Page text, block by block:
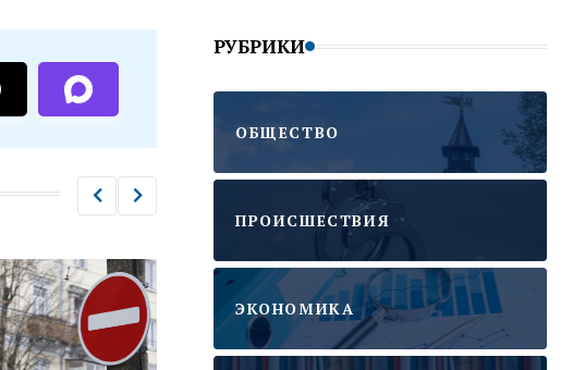
РУБРИКИ
ОБЩЕСТВО
ПРОИСШЕСТВИЯ
ЭКОНОМИКА